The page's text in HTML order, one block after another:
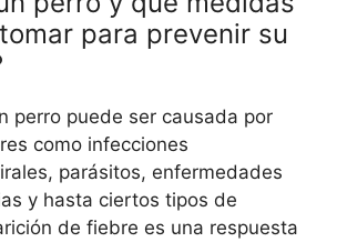
para prevenir su
perro puede ser causada por
como infecciones
parásitos, enfermedades
y hasta ciertos tipos de
de fiebre es una respuesta